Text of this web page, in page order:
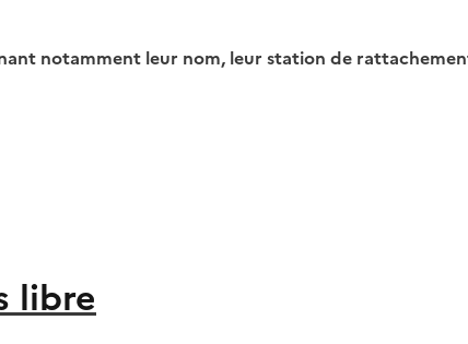
notamment leur nom, leur station de
libre